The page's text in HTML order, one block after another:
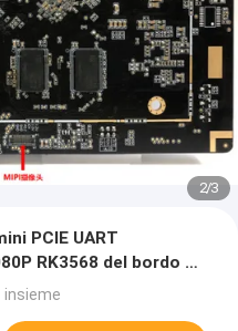
2/3
PCIE UART
RK3568 del bordo da
insieme